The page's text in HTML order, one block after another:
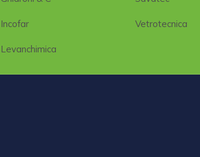
Incofar
Levanchimica
Vetrotecnica